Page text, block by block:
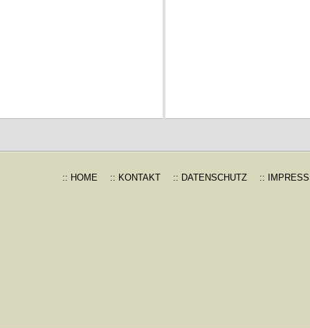
:: HOME :: KONTAKT :: DATENSCHUTZ ::